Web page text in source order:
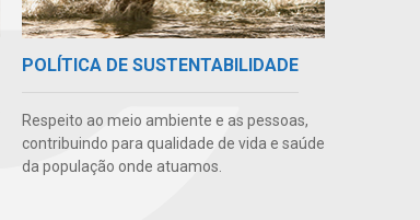
POLÍTICA DE SUSTENTABILIDADE
Respeito ao meio ambiente e as pessoas,
contribuindo para qualidade de vida e saúde
da população onde atuamos.